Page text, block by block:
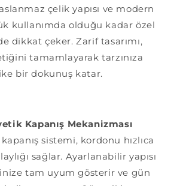
çelik yapısı ve modern
kullanımda olduğu kadar özel
dikkat çeker. Zarif tasarımı,
tamamlayarak tarzınıza
bir dokunuş katar.
Kapanış Mekanizması
sistemi, kordonu hızlıca
sağlar. Ayarlanabilir yapısı
tam uyum gösterir ve gün